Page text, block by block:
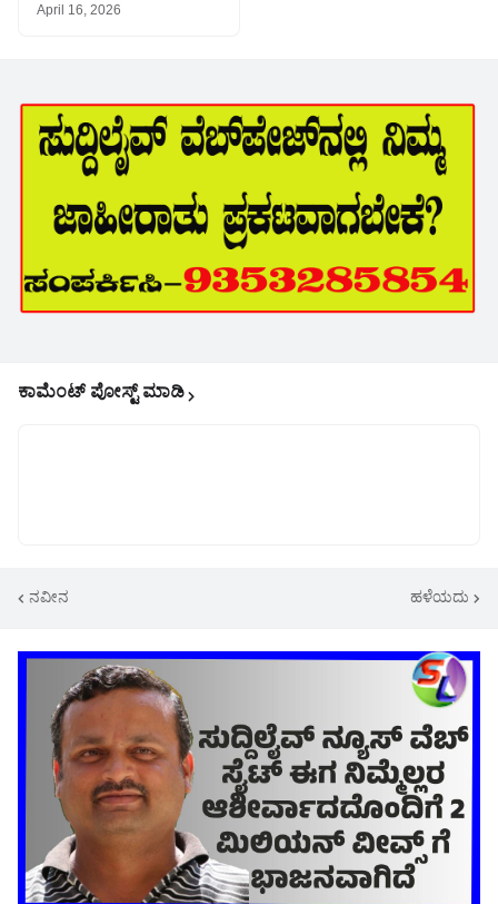
April 16, 2026
ಕಾಮೆಂಟ್‌‌ ಪೋಸ್ಟ್‌ ಮಾಡಿ
ನವೀನ ಹಳೆಯದು